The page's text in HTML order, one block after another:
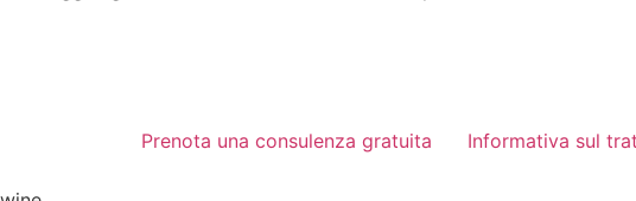
Prenota una consulenza gratuita Informativa sul